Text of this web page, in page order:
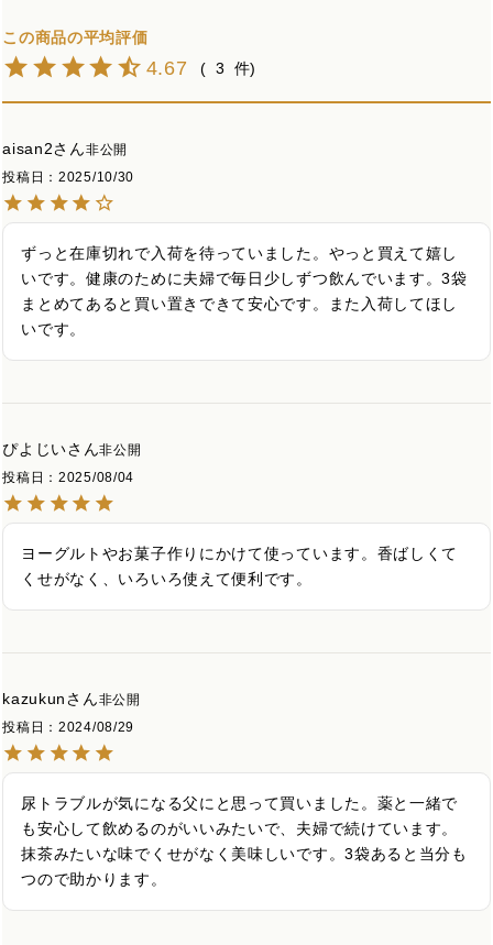
4.67 3
aisan2
非公開
投稿日
2025/10/30
ずっと在庫切れで入荷を待っていました。やっと買えて嬉し
いです。健康のために夫婦で毎日少しずつ飲んでいます。3袋
まとめてあると買い置きできて安心です。また入荷してほし
いです。
ぴよじい
非公開
投稿日
2025/08/04
ヨーグルトやお菓子作りにかけて使っています。香ばしくて
くせがなく、いろいろ使えて便利です。
kazukun
非公開
投稿日
2024/08/29
尿トラブルが気になる父にと思って買いました。薬と一緒で
も安心して飲めるのがいいみたいで、夫婦で続けています。
抹茶みたいな味でくせがなく美味しいです。3袋あると当分も
つので助かります。